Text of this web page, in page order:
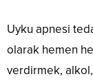
Uyku apnesi
olarak hemen
verdirmek, alkol,